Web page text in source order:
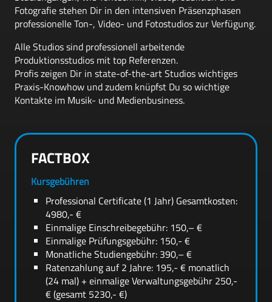
Fotografie stehen Dir in den intensiven Präsenzphasen
professionelle Ton-, Video- und Fotostudios zur Verfügung.
Alle Studios sind professionell arbeitende
Produktionsstudios mit top Referenzen.
Profis zeigen Dir in state-of-the-art Studios wichtiges
Praxis-Knowhow und zudem knüpfst Du so wichtige
Kontakte im Musik- und Medienbusiness.
FACTBOX
Kursgebühren
Professional Certificate (1 Jahr) Gesamtkosten:
4980,- €
Einmalige Einschreibegebühr: 150,– €
Einmalige Prüfungsgebühr: 150,- €
Monatliche Studiengebühr: 390,– €
Ratenzahlung auf 2 Jahre: 195,- € monatlich
(24 mal) + einmalige Verwaltungsgebühr 250,-
€ (gesamt 5230,- €)